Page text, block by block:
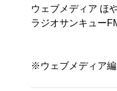
ウェブメディア ほ
ラジオサンキュー
※ウェブメディア編